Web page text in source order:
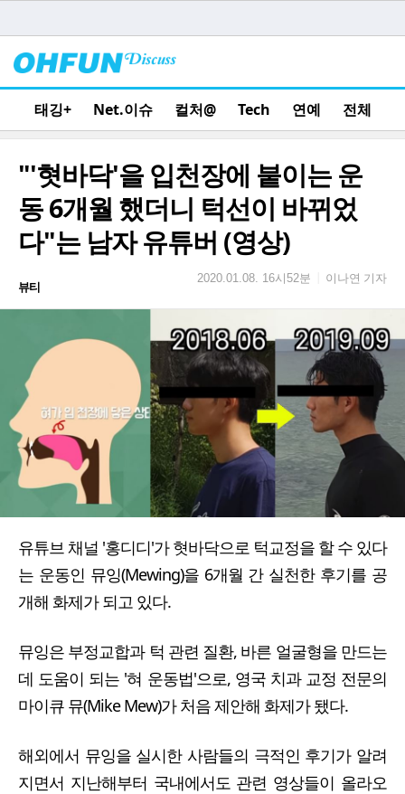
태깅+ Net.이슈 컬처@ Tech 연예 전체
"'혓바닥'을 입천장에 붙이는 운
동 6개월 했더니 턱선이 바뀌었
다"는 남자 유튜버 (영상)
뷰티
2020.01.08. 16시52분 이나연 기자
유튜브 채널 '홍디디'가 혓바닥으로 턱교정을 할 수 있다
는 운동인 뮤잉(Mewing)을 6개월 간 실천한 후기를 공
개해 화제가 되고 있다.
뮤잉은 부정교합과 턱 관련 질환, 바른 얼굴형을 만드는
데 도움이 되는 '혀 운동법'으로, 영국 치과 교정 전문의
마이큐 뮤(Mike Mew)가 처음 제안해 화제가 됐다.
해외에서 뮤잉을 실시한 사람들의 극적인 후기가 알려
지면서 지난해부터 국내에서도 관련 영상들이 올라오